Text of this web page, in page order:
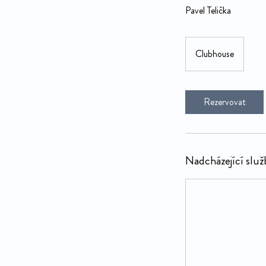
Pavel Telička
Clubhouse
Rezervovat
Nadcházející